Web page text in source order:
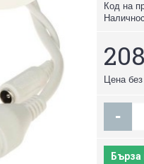
Код на
Цена
-
Бърза